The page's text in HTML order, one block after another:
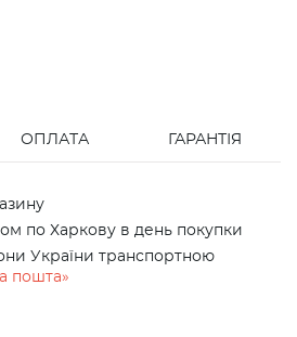
ОПЛАТА ГАРАНТІЯ
по Харкову в день покупки
України транспортною
пошта»